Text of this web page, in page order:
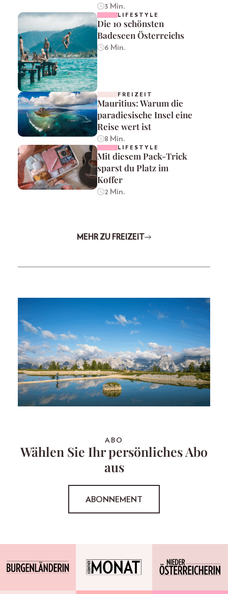
3 Min.
LIFESTYLE
Die 10 schönsten
Badeseen Österreichs
6 Min.
FREIZEIT
Mauritius: Warum die
paradiesische Insel eine
Reise wert ist
8 Min.
LIFESTYLE
Mit diesem Pack-Trick
sparst du Platz im
Koffer
2 Min.
MEHR ZU FREIZEIT
ABO
Wählen Sie Ihr persönliches Abo
aus
ABONNEMENT